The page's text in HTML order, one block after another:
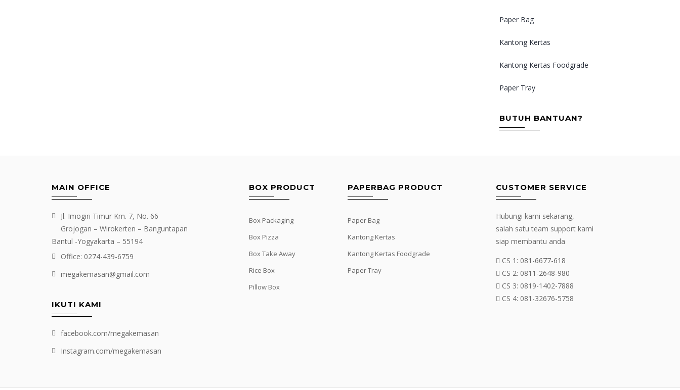
Paper Bag
Kantong Kertas
Kantong Kertas Foodgrade
Paper Tray
BUTUH BANTUAN?
MAIN OFFICE
Jl. Imogiri Timur Km. 7, No. 66
Grojogan – Wirokerten – Banguntapan
Bantul -Yogyakarta – 55194
Office: 0274-439-6759
megakemasan@gmail.com
IKUTI KAMI
facebook.com/megakemasan
Instagram.com/megakemasan
BOX PRODUCT
Box Packaging
Box Pizza
Box Take Away
Rice Box
Pillow Box
PAPERBAG PRODUCT
Paper Bag
Kantong Kertas
Kantong Kertas Foodgrade
Paper Tray
CUSTOMER SERVICE
Hubungi kami sekarang,
salah satu team support kami
siap membantu anda
CS 1: 081-6677-618
CS 2: 0811-2648-980
CS 3: 0819-1402-7888
CS 4: 081-32676-5758